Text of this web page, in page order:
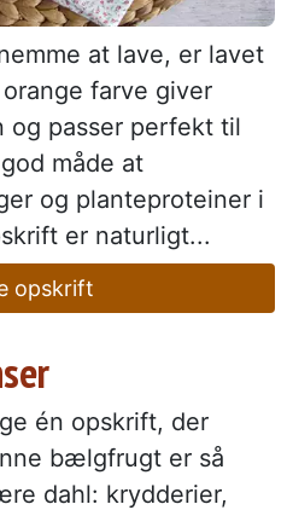
at lave, er lavet
farve giver
og passer perfekt til
måde at
og planteproteiner i
er naturligt...
opskrift
én opskrift, der
bælgfrugt er så
dahl: krydderier,